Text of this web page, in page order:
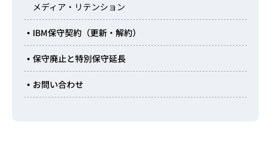
メディア・リテンション
IBM保守契約（更新・解約）
保守廃止と特別保守延長
お問い合わせ